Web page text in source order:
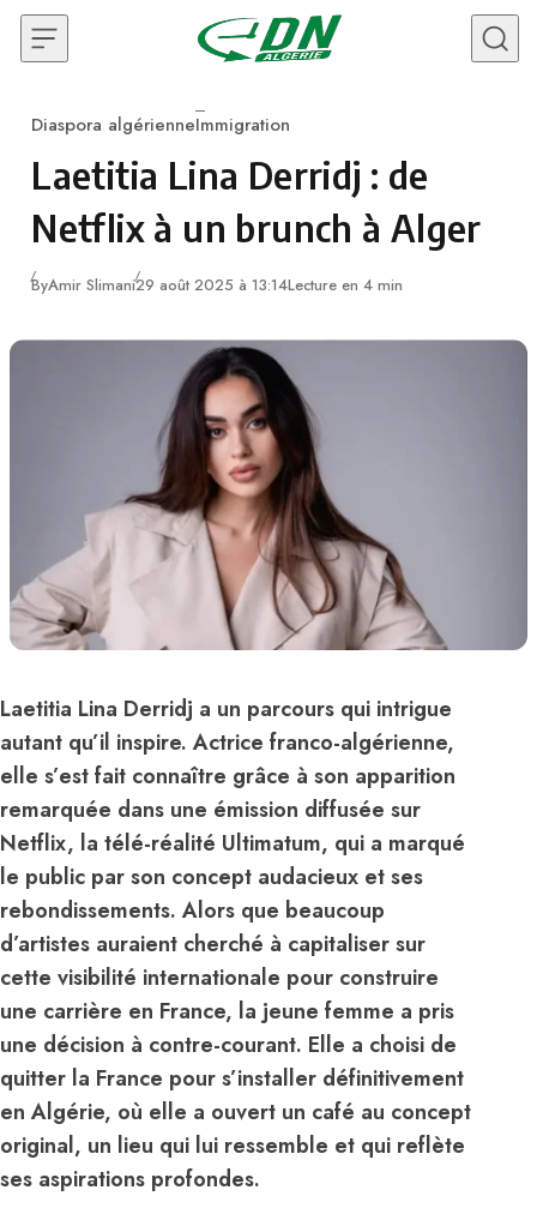
Skip to content
Category
Diaspora algérienneImmigration
Laetitia Lina Derridj : de
Netflix à un brunch à Alger
ByAmir Slimani29 août 2025 à 13:14Lecture en 4 min
Laetitia Lina Derridj a un parcours qui intrigue
autant qu’il inspire. Actrice franco-algérienne,
elle s’est fait connaître grâce à son apparition
remarquée dans une émission diffusée sur
Netflix, la télé-réalité Ultimatum, qui a marqué
le public par son concept audacieux et ses
rebondissements. Alors que beaucoup
d’artistes auraient cherché à capitaliser sur
cette visibilité internationale pour construire
une carrière en France, la jeune femme a pris
une décision à contre-courant. Elle a choisi de
quitter la France pour s’installer définitivement
en Algérie, où elle a ouvert un café au concept
original, un lieu qui lui ressemble et qui reflète
ses aspirations profondes.